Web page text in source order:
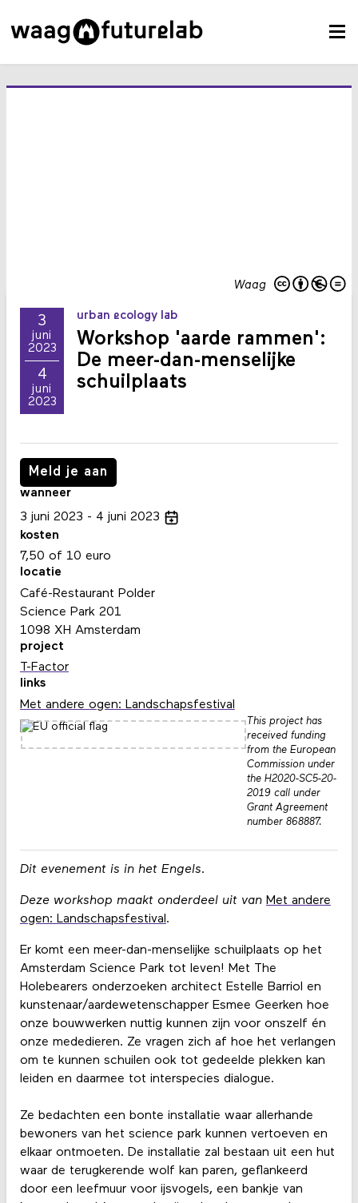
Waag
3
juni
2023
4
juni
2023
urban ecology lab
Workshop 'aarde rammen':
De meer-dan-menselijke
schuilplaats
Dit evenement is in het Engels.
Deze workshop maakt onderdeel uit van Met andere
ogen: Landschapsfestival .
Er komt een meer-dan-menselijke schuilplaats op het
Amsterdam Science Park tot leven! Met The
Holebearers onderzoeken architect Estelle Barriol en
kunstenaar/aardewetenschapper Esmee Geerken hoe
onze bouwwerken nuttig kunnen zijn voor onszelf én
onze mededieren. Ze vragen zich af hoe het verlangen
om te kunnen schuilen ook tot gedeelde plekken kan
leiden en daarmee tot interspecies dialogue.
Ze bedachten een bonte installatie waar allerhande
bewoners van het science park kunnen vertoeven en
elkaar ontmoeten. De installatie zal bestaan uit een hut
waar de terugkerende wolf kan paren, geflankeerd
door een leefmuur voor ijsvogels, een bankje van
Meld je aan
wanneer
3 juni 2023 4 juni 2023
kosten
7,50 of 10 euro
locatie
Café-Restaurant Polder
Science Park 201
1098 XH Amsterdam
project
T-Factor
links
Met andere ogen: Landschapsfestival
This project has
received funding
from the European
Commission under
the H2020-SC5-20-
2019 call under
Grant Agreement
number 868887.